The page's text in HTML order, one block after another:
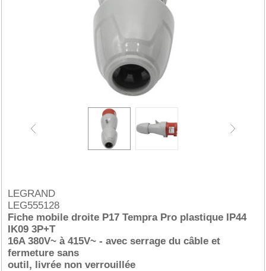
LEGRAND
LEG555128
Fiche mobile droite P17 Tempra Pro plastique IP44
IK09 3P+T
16A 380V~ à 415V~ - avec serrage du câble et
fermeture sans
outil, livrée non verrouillée